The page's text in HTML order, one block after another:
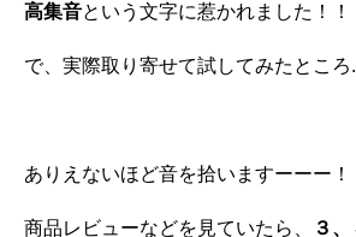
高集音という文字に惹かれました！！
で、実際取り寄せて試してみたところ
ありえないほど音を拾いますーーー！
商品レビューなどを見ていたら、 ３